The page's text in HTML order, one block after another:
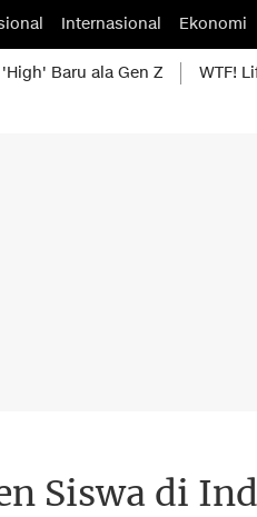
Internasional Ekonomi
'High' Baru ala Gen Z WTF!
Siswa di